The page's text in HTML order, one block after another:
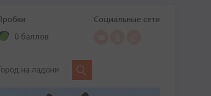
0 баллов
Социальные сети
на ладони